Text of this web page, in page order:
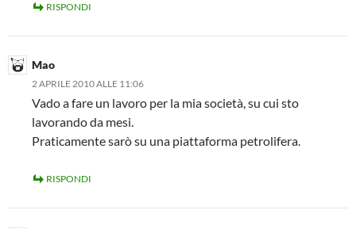
RISPONDI
Mao
2 APRILE 2010 ALLE 11:06
Vado a fare un lavoro per la mia società, su cui sto
lavorando da mesi.
Praticamente sarò su una piattaforma petrolifera.
RISPONDI